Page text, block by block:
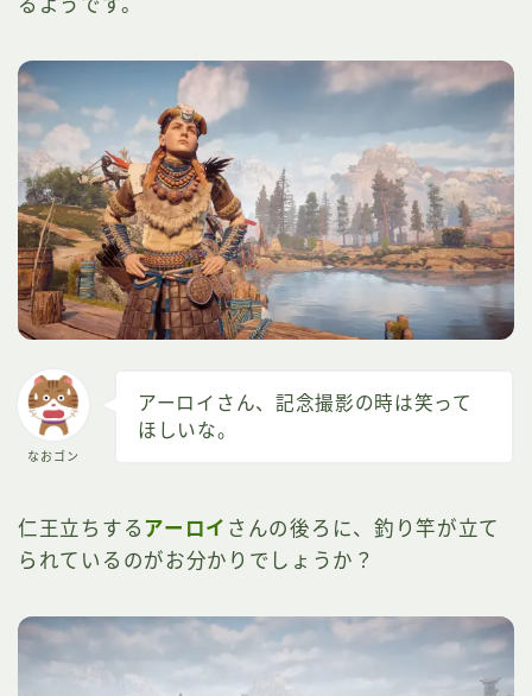
るようです。
なおゴン
アーロイさん、記念撮影の時は笑って
ほしいな。
仁王立ちする アーロイ さんの後ろに、釣り竿が立て
られているのがお分かりでしょうか？